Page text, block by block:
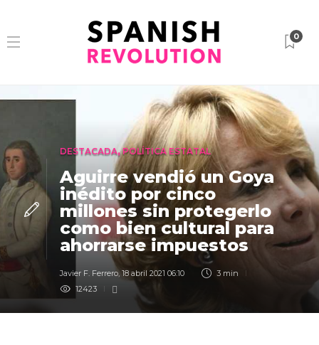
0
DESTACADA,POLÍTICA ESTATAL
Aguirre vendió un Goya
inédito por cinco
millones sin protegerlo
como bien cultural para
ahorrarse impuestos
Javier F. Ferrero,18 abril 2021 06:10
3 min
12423